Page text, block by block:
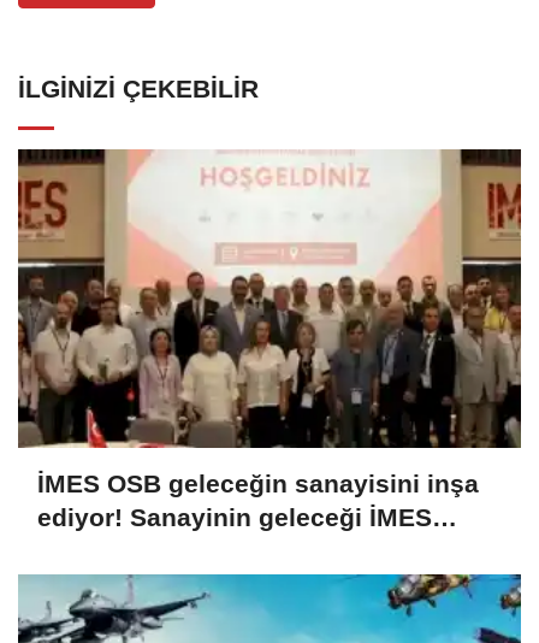
İLGINIZI ÇEKEBILIR
İMES OSB geleceğin sanayisini inşa
ediyor! Sanayinin geleceği İMES